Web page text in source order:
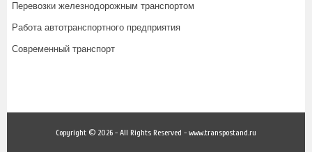
Перевозки железнодорожным транспортом
Работа автотранспортного предприятия
Современный транспорт
Copyright © 2026 - All Rights Reserved - www.transpostand.ru